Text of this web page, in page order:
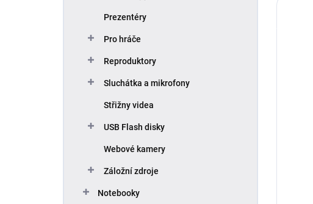
Prezentéry
Pro hráče
Reproduktory
Sluchátka a mikrofony
Střižny videa
USB Flash disky
Webové kamery
Záložní zdroje
Notebooky